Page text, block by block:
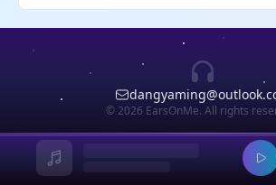
© 2026 EarsOnMe. All rights